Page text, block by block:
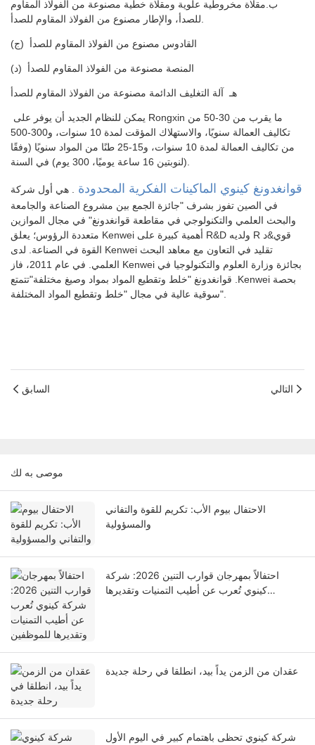
ب.مقلاة مخروطية علوية ومقلاة خطية مصنوعة من الفولاذ المقاوم
للصدأ، والإطار مصنوع من الفولاذ المقاوم للصدأ.
هـ آلة التغليف الدائمة مصنوعة من الفولاذ المقاوم للصدأ
تكاليف العمالة سنويًا، والاستهلاك المؤقت لمدة 10 سنوات، و300-500
من تكاليف العمالة لمدة 10 سنوات، و15-25 طنًا من المواد سنويًا (وفقًا
لنوبتين 16 ساعة يوميًا، 300 يوم) في السنة).
قوانغدونغ كينوي الماكينات الفكرية المحدودة . هي أول شركة
في الصين تفوز بشرف "جائزة الجمع بين مشروع الصناعة والجامعة
والبحث العلمي والتكنولوجي في مقاطعة قوانغدونغ" في مجال الموازين
متعددة الرؤوس؛ يعلق Kenwei أهمية كبيرة على R&D ولديه R قوي&د
القوة في الصناعة. لدى Kenwei تقليد في التعاون مع معاهد البحث
العلمي. في عام 2011، فاز Kenwei بجائزة وزارة العلوم والتكنولوجيا في
قوانغدونغ "خلط وتقطيع المواد بمواد وصيغ مختلفة"تتمتع .Kenwei بحصة
سوقية عالية في مجال "خلط وتقطيع المواد المختلفة".
السابق التالي
موصى به لك
الاحتفال بيوم الأب: تكريم للقوة والتفاني
والمسؤولية
احتفالاً بمهرجان قوارب التنين 2026: شركة
كينوي تُعرب عن أطيب التمنيات وتقديرها
عقدان من الزمن يداً بيد، انطلقا في رحلة جديدة
شركة كينوي تحظى باهتمام كبير في اليوم الأول